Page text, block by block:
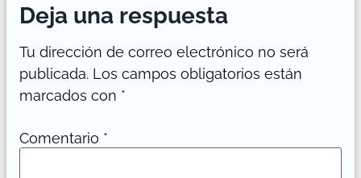
Deja una respuesta
Tu dirección de correo electrónico no será
publicada. Los campos obligatorios están
marcados con *
Comentario *